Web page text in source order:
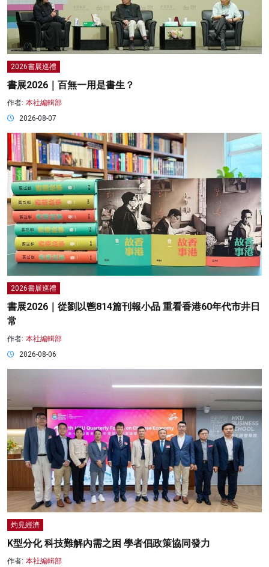
2026書展巡禮
書展2026｜百無一用是書生？
作者: 本社編輯部
2026-08-07
2026書展巡禮
書展2026｜從劉以鬯814篇刊報小品 重看香港60年代市井日
常
作者: 本社編輯部
2026-08-06
灼見經濟
K型分化 科技難解內需之困 學者倡政策協同發力
作者: 本社編輯部